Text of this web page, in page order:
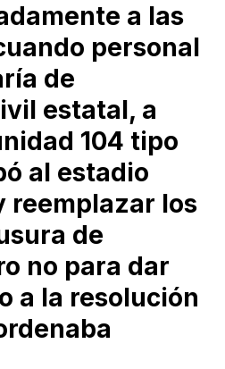
a las
personal
de
estatal, a
104 tipo
al estadio
reemplazar los
de
no para dar
a la resolución